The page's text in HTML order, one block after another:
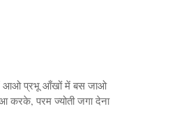
में आओ प्रभू आँखों में बस जाओ
करके, परम ज्योती जगा देना